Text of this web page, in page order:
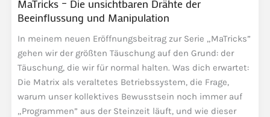
MaTricks – Die unsichtbaren Drähte der
Beeinflussung und Manipulation
In meinem neuen Eröffnungsbeitrag zur Serie „MaTricks”
gehen wir der größten Täuschung auf den Grund: der
Täuschung, die wir für normal halten. Was dich erwartet:
Die Matrix als veraltetes Betriebssystem, die Frage,
warum unser kollektives Bewusstsein noch immer auf
„Programmen” aus der Steinzeit läuft, und wie dieser